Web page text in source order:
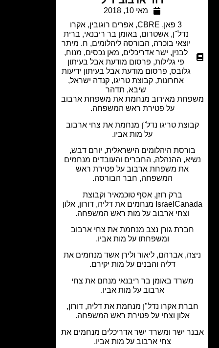
מאי 10, 2018
CBRE
,אפרים רוגובין, אקרו
אשטרום,באומן בר ריבנאי, ברית
יוצאי בוכרה, הבורסה ליהלומים,ח. מיתר
לבנין, ישר אדריכלים,מאן נכסים, מנוח,
פי גלילות, פרסום מודעת אבל בעיתון
פרסום מודעת אבל בעיתון ידיעות
אחרונות,קבוצת טריגו,קנדה ישראל,
תדהר
מאירוב מנחמת את משפחת ארבוב
על פטירת ראש המשפחה.
טריגו נדל"ן מנחמת את צחי ארבוב
על מות אביו.
היהלומים הישראלית, יורם דבש,
ההנהלה, החברים והעובדים מנחמים
את משפחת ארבוב על פטירת ראש
המשפחה, חבר הבורסה.
ברק רוזן, אסף טוכמאיר וקבוצת
IsraelCanada מנחמים את דליה, דורון, אלון
וצחי ארבוב על מות ראש המשפחה.
חברת גורן נצב מנחמת את צחי ארבוב
ומשפחתו על מות אביו.
אברהם, ליאור ולירן אשד מנחמים את
דליה והבנים על מות יקירם.
משרד באומן בר ריבנאי מנחם את צחי
ארבוב על מות אביו.
אקרו נדל"ן מנחמת את דליה, דורון,
אלון וצחי על פטירת ראש המשפחה.
ישר ומשרד ישר אדריכלים מנחמים את
צחי ארבוב על מות אביו.